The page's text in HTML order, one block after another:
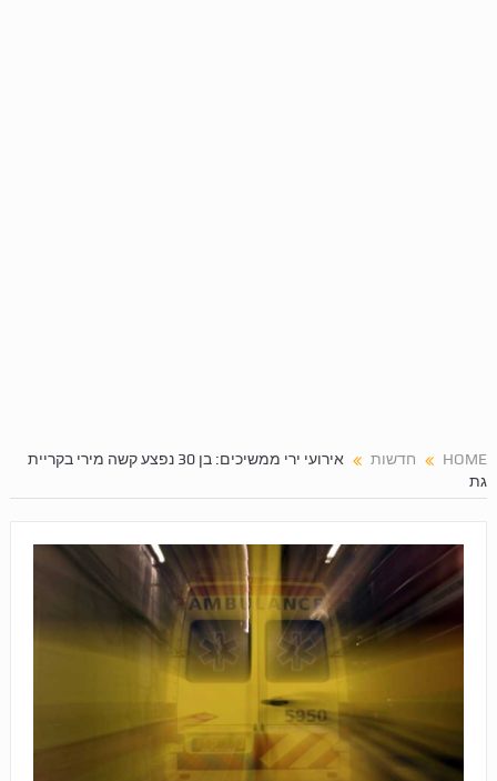
HOME חדשות
אירועי ירי ממשיכים: בן 30 נפצע קשה מירי בקריית
גת